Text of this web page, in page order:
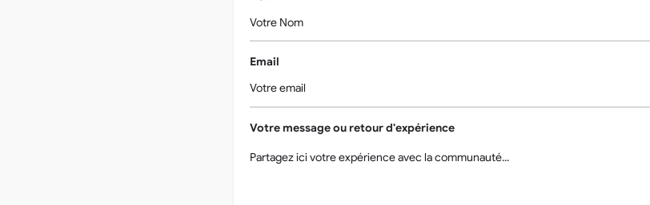
Email
Votre message ou retour d'expérience